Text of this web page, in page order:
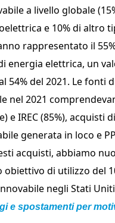
a livello globale
e 10% di altro
rappresentato il
energia elettrica, un
54% del 2021. Le fonti
nel 2021
e IREC (85%), acquisti
generata in loco e
acquisti, abbiamo
di utilizzo del
negli Stati
e spostamenti per